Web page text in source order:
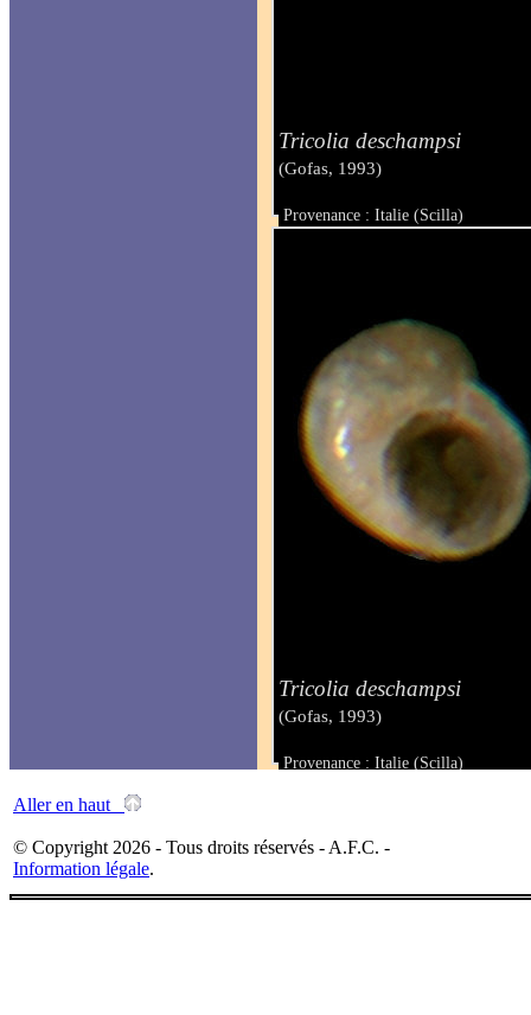
Tricolia deschampsi
(Gofas, 1993)
Provenance : Italie (Scilla)
Taille : 1.00 mm
Tricolia deschampsi
(Gofas, 1993)
Provenance : Italie (Scilla)
Aller en haut
© Copyright 2026 - Tous droits réservés - A.F.C. -
Information légale.